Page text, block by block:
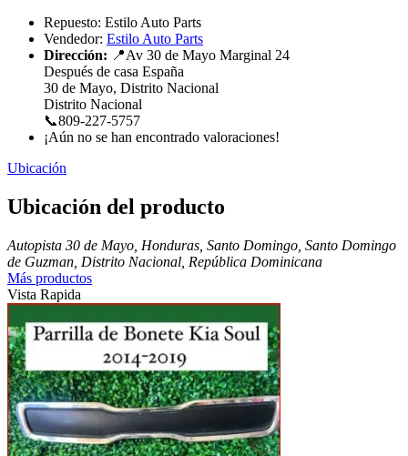
Repuesto: Estilo Auto Parts
Vendedor: Estilo Auto Parts
Dirección: 📍Av 30 de Mayo Marginal 24
Después de casa España
30 de Mayo, Distrito Nacional
Distrito Nacional
📞809-227-5757
¡Aún no se han encontrado valoraciones!
Ubicación
Ubicación del producto
Autopista 30 de Mayo, Honduras, Santo Domingo, Santo Domingo
de Guzman, Distrito Nacional, República Dominicana
Más productos
Vista Rapida